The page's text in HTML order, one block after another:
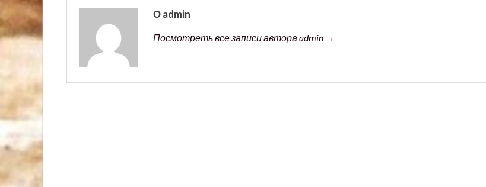
О admin
Посмотреть все записи автора admin →